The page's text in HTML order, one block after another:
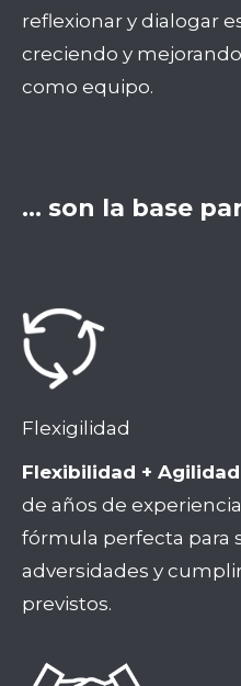
reflexionar y dialogar
creciendo y
como equipo.
… son la base
Flexigilidad
Flexibilidad +
de años de
fórmula perfecta para
adversidades y
previstos.